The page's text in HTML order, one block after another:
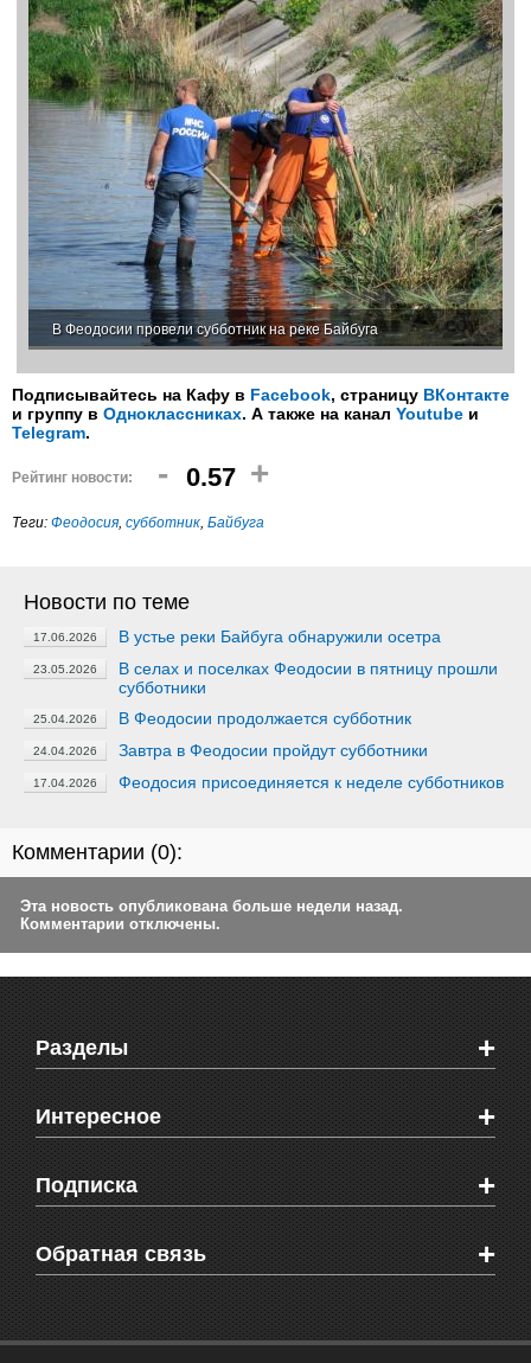
В Феодосии провели субботник на реке Байбуга
Подписывайтесь на Кафу в Facebook, страницу ВКонтакте
и группу в Одноклассниках. А также на канал Youtube и
Telegram.
Рейтинг новости: - 0.57 +
Теги: Феодосия, субботник, Байбуга
Новости по теме
17.06.2026 В устье реки Байбуга обнаружили осетра
23.05.2026
В селах и поселках Феодосии в пятницу прошли
субботники
25.04.2026 В Феодосии продолжается субботник
24.04.2026 Завтра в Феодосии пройдут субботники
17.04.2026 Феодосия присоединяется к неделе субботников
Комментарии (0):
Эта новость опубликована больше недели назад.
Комментарии отключены.
Разделы +
Новости Феодосии
Новости Крыма
Мировые новости
Объявления
Здоровье
СМС мнения читателей
Интересное +
Видео о Феодосии
Веб-камеры Феодосии
Блоги феодосийцев
Школы Феодосии
Подписка +
Печатная версия газеты "Кафа"
RSS
Обратная связь +
Рекламодателям
Контактная информация